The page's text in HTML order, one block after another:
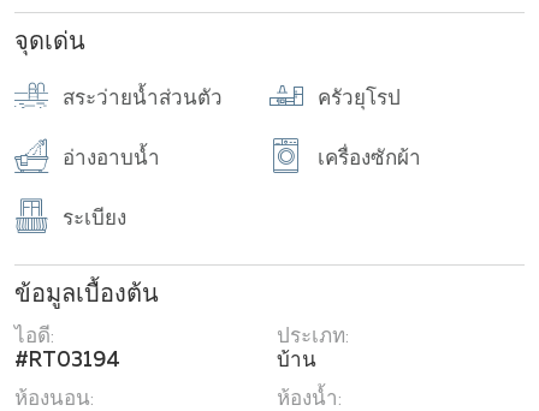
จุดเด่น
สระว่ายน้ำส่วนตัว ครัวยุโรป
อ่างอาบน้ำ เครื่องซักผ้า
ระเบียง
ข้อมูลเบื้องต้น
ไอดี:
#RT03194
ประเภท:
บ้าน
ห้องนอน:
ห้องน้ำ: